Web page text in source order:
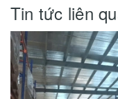
Tin tức liên